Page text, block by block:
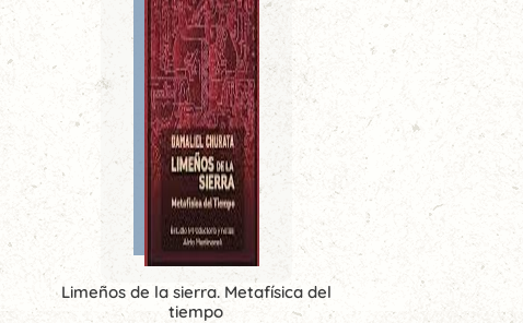
Limeños de la sierra. Metafísica del
tiempo